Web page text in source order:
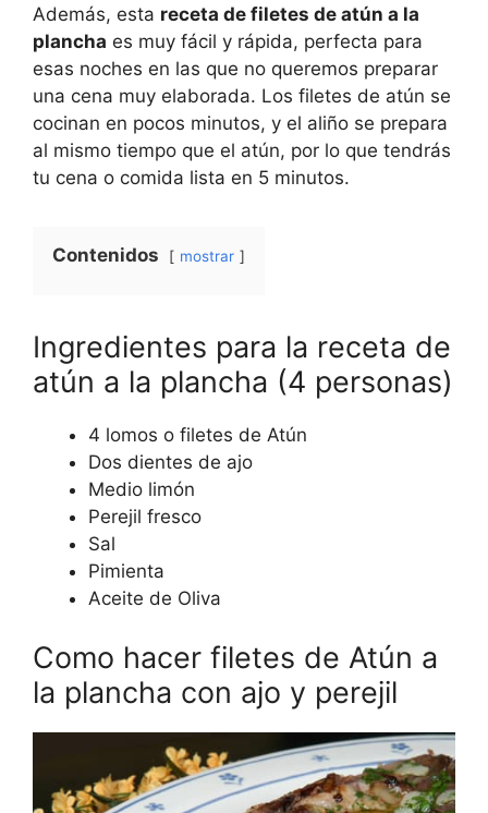
Además, esta receta de filetes de atún a la
plancha es muy fácil y rápida, perfecta para
esas noches en las que no queremos preparar
una cena muy elaborada. Los filetes de atún se
cocinan en pocos minutos, y el aliño se prepara
al mismo tiempo que el atún, por lo que tendrás
tu cena o comida lista en 5 minutos.
Contenidos mostrar
Ingredientes para la receta de
atún a la plancha (4 personas)
4 lomos o filetes de Atún
Dos dientes de ajo
Medio limón
Perejil fresco
Sal
Pimienta
Aceite de Oliva
Como hacer filetes de Atún a
la plancha con ajo y perejil